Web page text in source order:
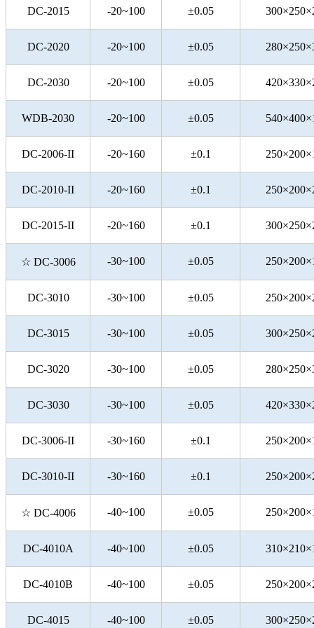
DC-2015 -20~100 ±0.05
DC-2020 -20~100 ±0.05
DC-2030 -20~100 ±0.05
WDB-2030 -20~100 ±0.05
DC-2006-II -20~160 ±0.1
DC-2010-II -20~160 ±0.1
DC-2015-II -20~160 ±0.1
☆ DC-3006 -30~100 ±0.05
DC-3010 -30~100 ±0.05
DC-3015 -30~100 ±0.05
DC-3020 -30~100 ±0.05
DC-3030 -30~100 ±0.05
DC-3006-II -30~160 ±0.1
DC-3010-II -30~160 ±0.1
☆ DC-4006 -40~100 ±0.05
DC-4010A -40~100 ±0.05
DC-4010B -40~100 ±0.05
DC-4015 -40~100 ±0.05